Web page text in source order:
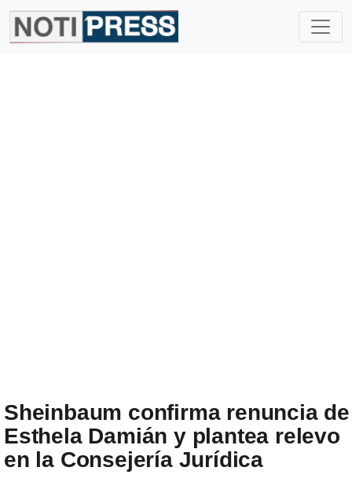
Sheinbaum confirma renuncia de
Esthela Damián y plantea relevo
en la Consejería Jurídica